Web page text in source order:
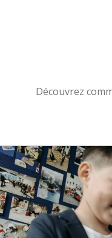
Découvrez